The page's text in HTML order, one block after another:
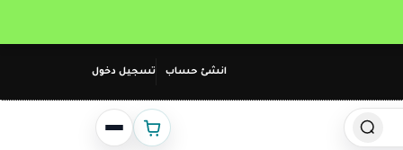
انشئ حساب تسجيل دخول